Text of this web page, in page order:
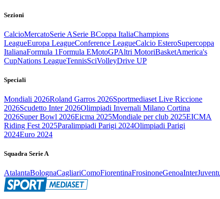
Sezioni
CalcioMercatoSerie ASerie BCoppa ItaliaChampions
LeagueEuropa LeagueConference LeagueCalcio EsteroSupercoppa
ItalianaFormula 1Formula EMotoGPAltri MotoriBasketAmerica's
CupNations LeagueTennisSciVolleyDrive UP
Speciali
Mondiali 2026Roland Garros 2026Sportmediaset Live Riccione
2026Scudetto Inter 2026Olimpiadi Invernali Milano Cortina
2026Super Bowl 2026Eicma 2025Mondiale per club 2025EICMA
Riding Fest 2025Paralimpiadi Parigi 2024Olimpiadi Parigi
2024Euro 2024
Squadra Serie A
AtalantaBolognaCagliariComoFiorentinaFrosinoneGenoaInter